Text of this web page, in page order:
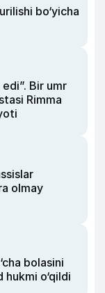
bo‘yicha
Bir umr
Rimma
olmay
bolasini
o‘qildi